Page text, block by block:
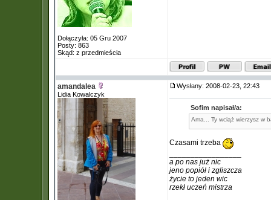
Dołączyła: 05 Gru 2007
Posty: 863
Skąd: z przedmieścia
amandalea
Lidia Kowalczyk
Wysłany: 2008-02-23, 22:43
Sofim napisał/a:
Ama... Ty wciąż wierzysz w
Czasami trzeba
a po nas już nic
jeno popiół i zgliszcza
życie to jeden wic
rzekł uczeń mistrza